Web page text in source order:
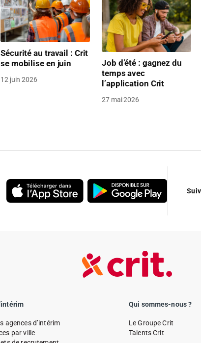
Sécurité au travail : Crit
se mobilise en juin
12 juin 2026
Job d’été : gagnez du
temps avec
l’application Crit
27 mai 2026